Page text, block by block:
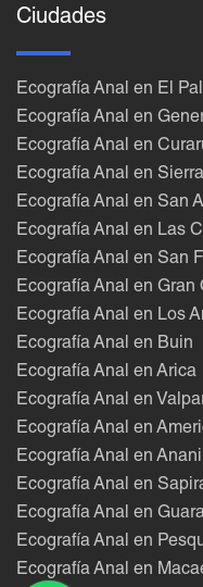
Ciudades
Ecografía Anal en El
Ecografía Anal en
Ecografía Anal en
Ecografía Anal en
Ecografía Anal en San
Ecografía Anal en Las
Ecografía Anal en San
Ecografía Anal en Gran
Ecografía Anal en Los
Ecografía Anal en Buin
Ecografía Anal en Arica
Ecografía Anal en
Ecografía Anal en
Ecografía Anal en
Ecografía Anal en
Ecografía Anal en
Ecografía Anal en
Ecografía Anal en